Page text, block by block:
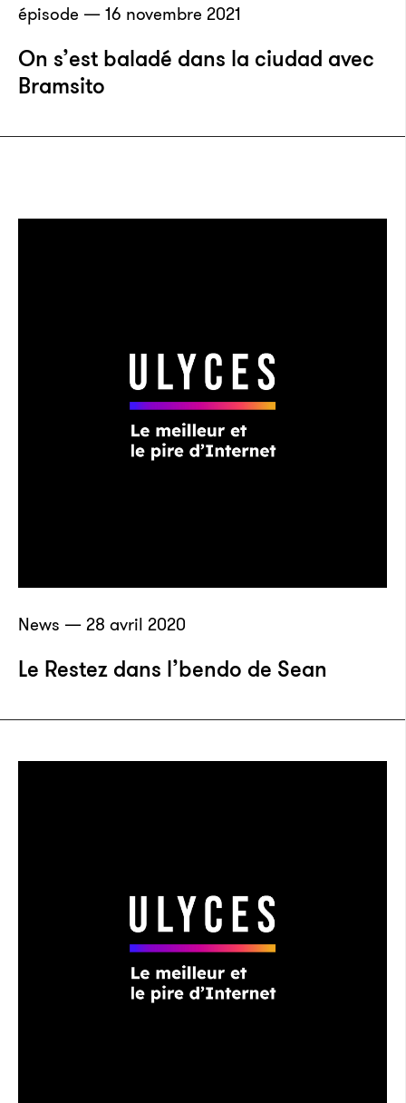
épisode — 16 novembre 2021
On s’est baladé dans la ciudad avec
Bramsito
News — 28 avril 2020
Le Restez dans l’bendo de Sean